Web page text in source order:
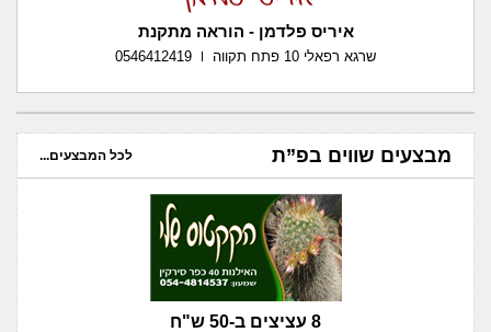
איריס פלדמן - הוראה מתקנת
שרגא רפאלי 10 פתח תקווה 0546412419
מבצעים שווים בפ”ת לכל המבצעים...
8 עציצים ב-50 ש"ח